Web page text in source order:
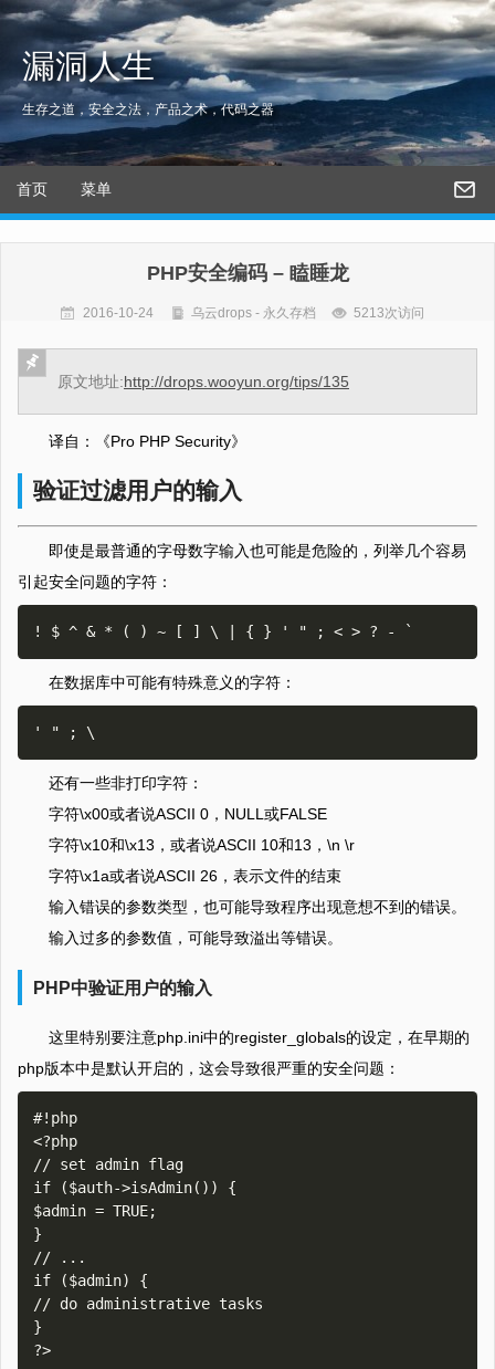
漏洞人生
生存之道，安全之法，产品之术，代码之器
首页 菜单
PHP安全编码 – 瞌睡龙
2016-10-24 乌云drops - 永久存档 5213次访问
原文地址:http://drops.wooyun.org/tips/135
译自：《Pro PHP Security》
验证过滤用户的输入
即使是最普通的字母数字输入也可能是危险的，列举几个容易
引起安全问题的字符：
在数据库中可能有特殊意义的字符：
还有一些非打印字符：
字符\x00或者说ASCII 0，NULL或FALSE
字符\x10和\x13，或者说ASCII 10和13，\n \r
字符\x1a或者说ASCII 26，表示文件的结束
输入错误的参数类型，也可能导致程序出现意想不到的错误。
输入过多的参数值，可能导致溢出等错误。
PHP中验证用户的输入
这里特别要注意php.ini中的register_globals的设定，在早期的
php版本中是默认开启的，这会导致很严重的安全问题：
#!php
<?php
// set admin flag
if ($auth->isAdmin()) {
$admin = TRUE;
}
// ...
if ($admin) {
// do administrative tasks
}